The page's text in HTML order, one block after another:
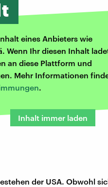
eines Anbieters wie
Wenn Ihr diesen Inhalt
an diese Plattform und
Mehr Informationen
.
Inhalt immer laden
der USA. Obwohl